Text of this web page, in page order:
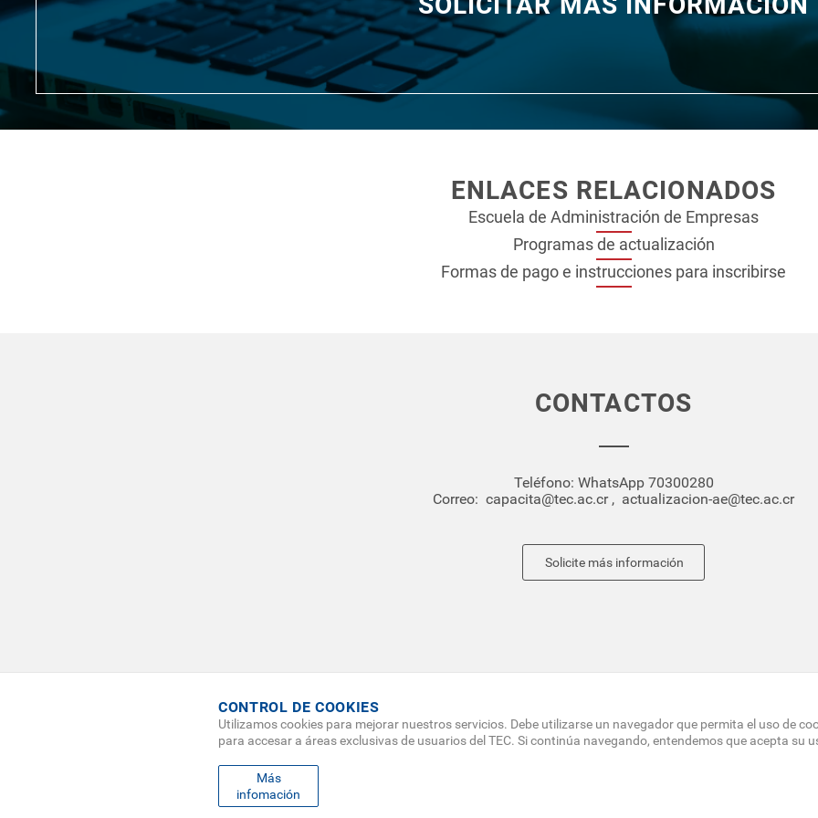
gradual de competencias como la administración del tiempo, negociación, comunicación,
orientación al resultado.
Realizar actividades del proceso de gestión de los recursos, según requerimientos del
Implementar acciones de control y seguimiento al progreso y desempeño de las
de cambios que permitan el cumplimiento de los objetivos, según los requerimientos del
Realizar actividades del proceso de cierre de un proyecto, según requerimientos de este.
ENLACES RELACIONADOS
Escuela de Administración de Empresas
Programas de actualización
Formas de pago e instrucciones para inscribirse
CONTACTOS
Teléfono: WhatsApp 70300280
Correo: capacita@tec.ac.cr , actualizacion-ae@tec.ac.cr
Solicite más información
CONTROL DE COOKIES
Utilizamos cookies para mejorar nuestros servicios. Debe utilizarse un navegador que permita el uso de
para accesar a áreas exclusivas de usuarios del TEC. Si continúa navegando, entendemos que acepta su
Más
infomación